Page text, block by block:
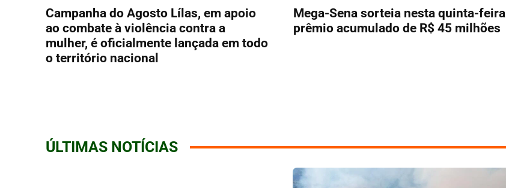
Campanha do Agosto Lílas, em apoio
ao combate à violência contra a
mulher, é oficialmente lançada em todo
o território nacional
Mega-Sena sorteia nesta quinta-feira
prêmio acumulado de R$ 45 milhões
ÚLTIMAS NOTÍCIAS